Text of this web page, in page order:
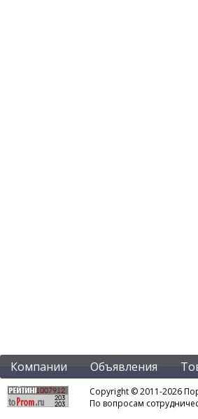
Компании Объявления
Copyright © 2011-2026
По вопросам